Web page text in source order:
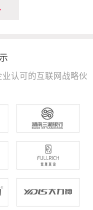
认可的互联网战略伙